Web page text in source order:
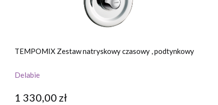
TEMPOMIX Zestaw natryskowy czasowy , podtynkowy
Delabie
1 330,00 zł